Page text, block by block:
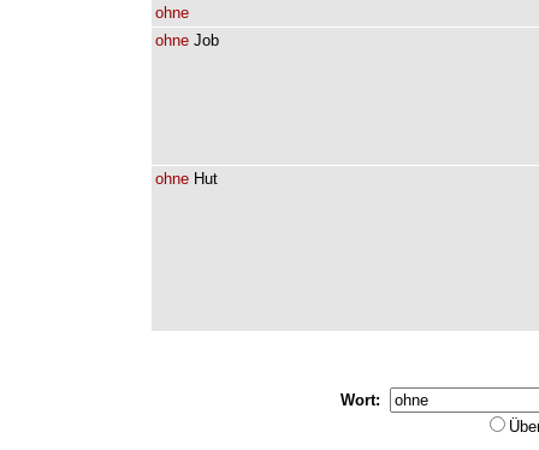
ohne
ohne Job
ohne Hut
Wort: